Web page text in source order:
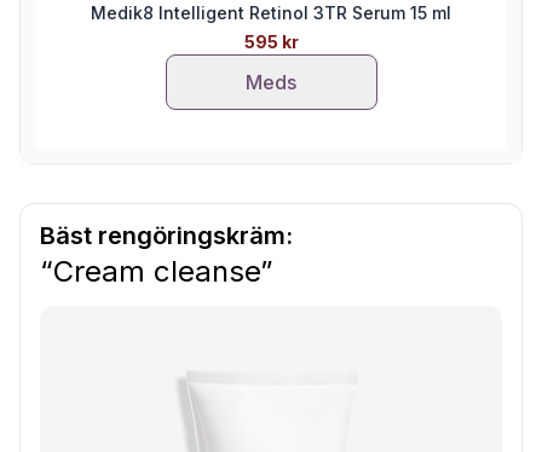
Medik8 Intelligent Retinol 3TR Serum 15 ml
595 kr
Meds
Bäst rengöringskräm:
“Cream cleanse”